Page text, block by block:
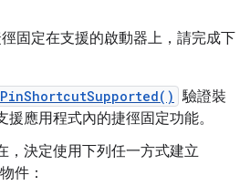
固定在支援的啟動器上，請完成下
驗證裝
援應用程式內的捷徑固定功能。
，決定使用下列任一方式建立
物件：